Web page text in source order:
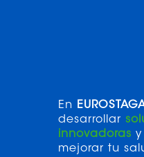
En
desarrollar
innovadoras
mejorar tu